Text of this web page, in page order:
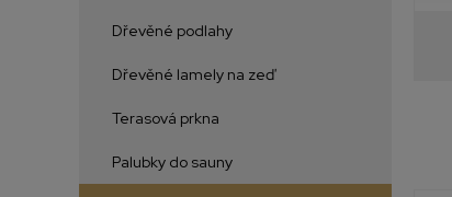
Dřevěné podlahy
Dřevěné lamely na zeď
Terasová prkna
Palubky do sauny